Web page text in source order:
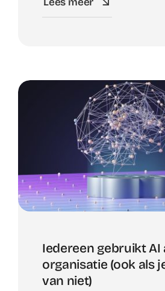
Iedereen gebruikt AI
organisatie (ook als
van niet)